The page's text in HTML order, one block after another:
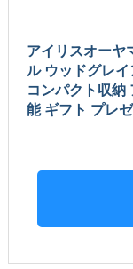
アイリスオーヤ
ル ウッドグレ
コンパクト収納
能 ギフト プレ